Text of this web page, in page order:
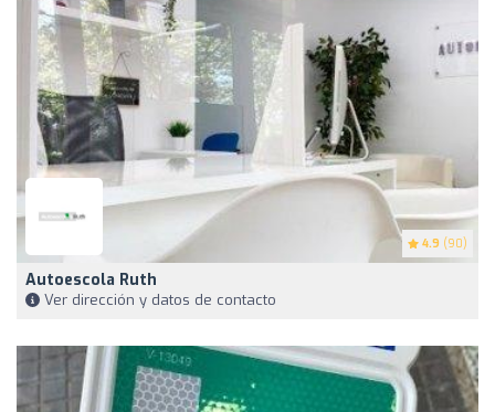
4.9 (90)
Autoescola Ruth
Ver dirección y datos de contacto